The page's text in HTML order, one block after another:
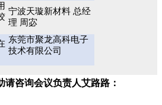
宁波天璇新材料 总经
理 周宓
东莞市聚龙高科电子
技术有限公司
咨询会议负责人艾路路：